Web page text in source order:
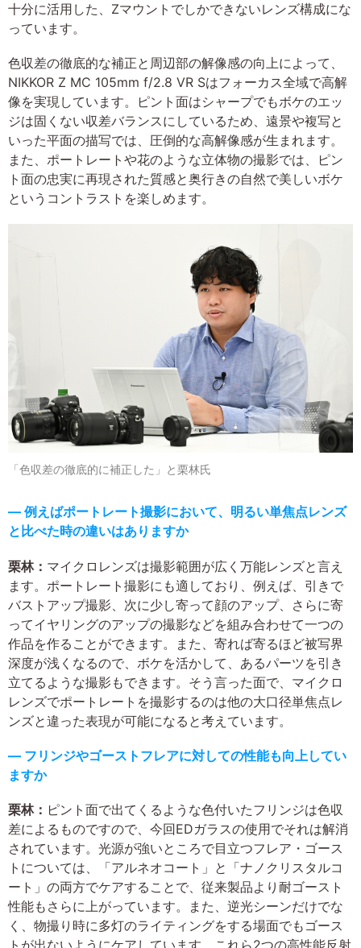
十分に活用した、Zマウントでしかできないレンズ構成にな
っています。
色収差の徹底的な補正と周辺部の解像感の向上によって、
NIKKOR Z MC 105mm f/2.8 VR Sはフォーカス全域で高解
像を実現しています。ピント面はシャープでもボケのエッ
ジは固くない収差バランスにしているため、遠景や複写と
いった平面の描写では、圧倒的な高解像感が生まれます。
また、ポートレートや花のような立体物の撮影では、ピン
ト面の忠実に再現された質感と奥行きの自然で美しいボケ
というコントラストを楽しめます。
「色収差の徹底的に補正した」と栗林氏
― 例えばポートレート撮影において、明るい単焦点レンズ
と比べた時の違いはありますか
栗林： マイクロレンズは撮影範囲が広く万能レンズと言え
ます。ポートレート撮影にも適しており、例えば、引きで
バストアップ撮影、次に少し寄って顔のアップ、さらに寄
ってイヤリングのアップの撮影などを組み合わせて一つの
作品を作ることができます。また、寄れば寄るほど被写界
深度が浅くなるので、ボケを活かして、あるパーツを引き
立てるような撮影もできます。そう言った面で、マイクロ
レンズでポートレートを撮影するのは他の大口径単焦点レ
ンズと違った表現が可能になると考えています。
― フリンジやゴーストフレアに対しての性能も向上してい
ますか
栗林： ピント面で出てくるような色付いたフリンジは色収
差によるものですので、今回EDガラスの使用でそれは解消
されています。光源が強いところで目立つフレア・ゴース
トについては、「アルネオコート」と「ナノクリスタルコ
ート」の両方でケアすることで、従来製品より耐ゴースト
性能もさらに上がっています。また、逆光シーンだけでな
く、物撮り時に多灯のライティングをする場面でもゴース
トが出ないようにケアしています。これら2つの高性能反射